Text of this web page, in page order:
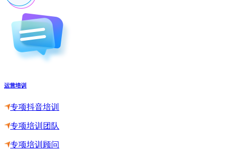
运营培训
专项抖音培训
专项培训团队
专项培训顾问